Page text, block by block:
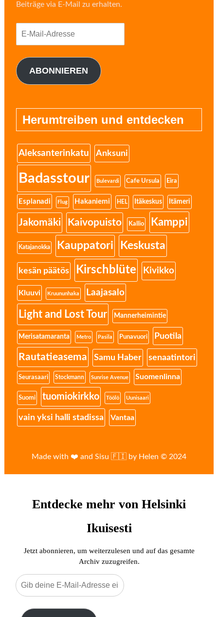
Beiträge via E-Mail zu erhalten.
ABONNIEREN
Herumtreiben und entdecken
Aleksanterinkatu Anksuni
Badasstour Bulevardi Cafe Ursula Eira
Esplanadi Flug Hakaniemi HEL Itäkeskus Itämeri
Jakomäki Kaivopuisto Kallio Kamppi
Katajanokka Kauppatori Keskusta
kesän päätös Kirschblüte Kivikko
Kluuvi Kruununhaka Laajasalo
Light and Lost Tour Mannerheimintie
Merisatamaranta Metro Pasila Punavuori Puotila
Rautatieasema Samu Haber senaatintori
Seurasaari Stockmann Sunrise Avenue Suomenlinna
Suomi tuomiokirkko Töölö Uunisaari
vain yksi halli stadissa Vantaa
Made with ❤️ and Sisu 🇫🇮 by Helen © 2024
Entdecke mehr von Helsinki
Ikuisesti
Jetzt abonnieren, um weiterzulesen und auf das gesamte
Archiv zuzugreifen.
Gib
deine
Mail-